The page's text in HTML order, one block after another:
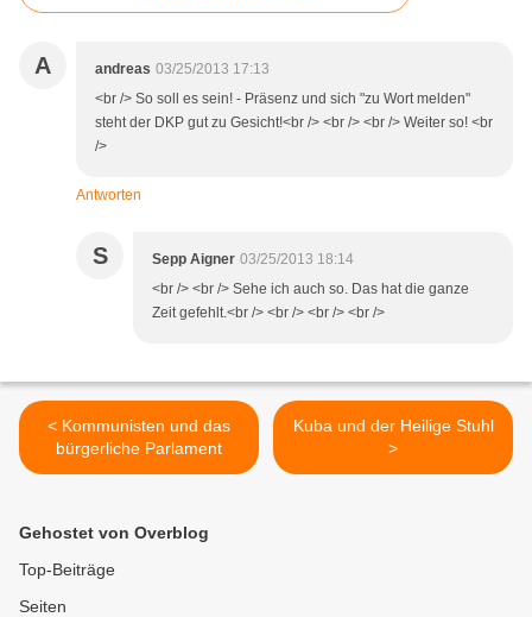
A andreas 03/25/2013 17:13
<br /> So soll es sein! - Präsenz und sich "zu Wort melden"
steht der DKP gut zu Gesicht!<br /> <br /> <br /> Weiter so! <br
/>
Antworten
S Sepp Aigner 03/25/2013 18:14
<br /> <br /> Sehe ich auch so. Das hat die ganze
Zeit gefehlt.<br /> <br /> <br /> <br />
< Kommunisten und das
bürgerliche Parlament
Kuba und der Heilige Stuhl
>
Gehostet von Overblog
Top-Beiträge
Seiten